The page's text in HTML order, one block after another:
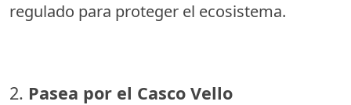
regulado para proteger el ecosistema.
2. Pasea por el Casco Vello